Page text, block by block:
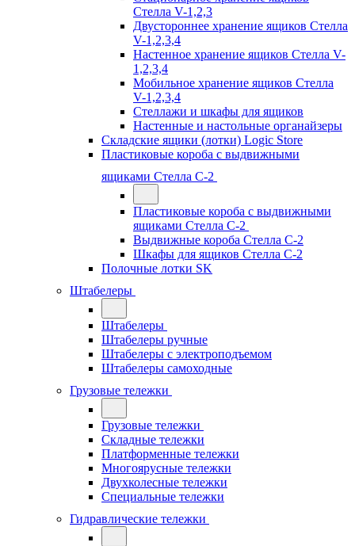
Стелла V-1,2,3
Двустороннее хранение ящиков Стелла
V-1,2,3,4
Настенное хранение ящиков Стелла V-
1,2,3,4
Мобильное хранение ящиков Стелла
V-1,2,3,4
Стеллажи и шкафы для ящиков
Настенные и настольные органайзеры
Складские ящики (лотки) Logiс Store
Пластиковые короба с выдвижными
ящиками Стелла С-2
Пластиковые короба с выдвижными
ящиками Стелла С-2
Выдвижные короба Стелла С-2
Шкафы для ящиков Стелла С-2
Полочные лотки SK
Штабелеры
Штабелеры
Штабелеры ручные
Штабелеры с электроподъемом
Штабелеры самоходные
Грузовые тележки
Грузовые тележки
Складные тележки
Платформенные тележки
Многоярусные тележки
Двухколесные тележки
Специальные тележки
Гидравлические тележки